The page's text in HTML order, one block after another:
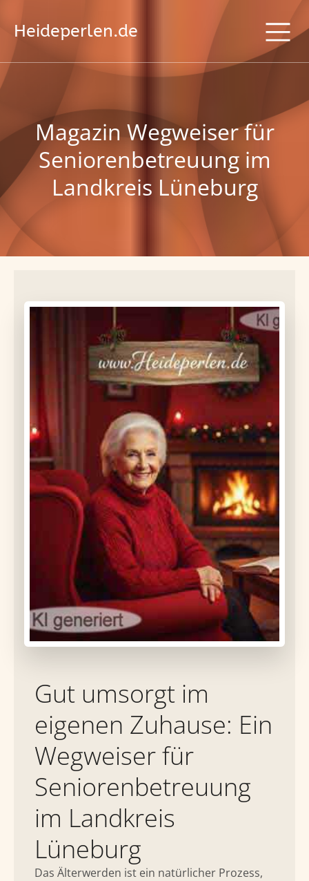
Heideperlen.de
Magazin Wegweiser für
Seniorenbetreuung im
Landkreis Lüneburg
Gut umsorgt im
eigenen Zuhause: Ein
Wegweiser für
Seniorenbetreuung
im Landkreis
Lüneburg
Das Älterwerden ist ein natürlicher Prozess,